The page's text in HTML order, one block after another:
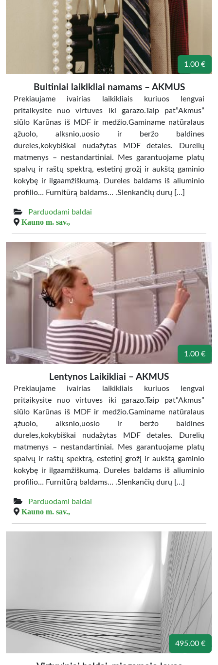
1.00 €
Buitiniai laikikliai namams – AKMUS
Prekiaujame ivairias laikikliais kuriuos lengvai
pritaikysite nuo virtuves iki garazo.Taip pat”Akmus”
siūlo Karūnas iš MDF ir medžio.Gaminame natūralaus
ąžuolo, alksnio,uosio ir beržo baldines
dureles,kokybiškai nudažytas MDF detales. Durelių
matmenys – nestandartiniai. Mes garantuojame platų
spalvų ir raštų spektrą, estetinį grožį ir aukštą gaminio
kokybę ir ilgaamžiškumą. Dureles baldams iš aliuminio
profilio… Furnitūrą baldams… .Slenkančių durų […]
Parduodami baldai
Kauno m. sav.,
1.00 €
Lentynos Laikikliai – AKMUS
Prekiaujame ivairias laikikliais kuriuos lengvai
pritaikysite nuo virtuves iki garazo.Taip pat”Akmus”
siūlo Karūnas iš MDF ir medžio.Gaminame natūralaus
ąžuolo, alksnio,uosio ir beržo baldines
dureles,kokybiškai nudažytas MDF detales. Durelių
matmenys – nestandartiniai. Mes garantuojame platų
spalvų ir raštų spektrą, estetinį grožį ir aukštą gaminio
kokybę ir ilgaamžiškumą. Dureles baldams iš aliuminio
profilio… Furnitūrą baldams… .Slenkančių durų […]
Parduodami baldai
Kauno m. sav.,
495.00 €